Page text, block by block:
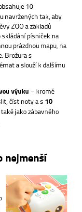
10
navržených tak, aby
ZOO a základů
písniček na
prázdnou mapu, na
Brožura s
a slouží k dalšímu
výuku – kromě
číst noty a s 10
jako zábavného
nejmenší